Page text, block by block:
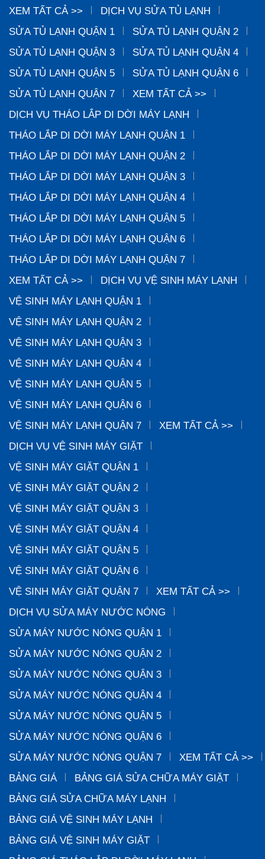
XEM TẤT CẢ >>
DỊCH VỤ SỬA TỦ LẠNH
SỬA TỦ LẠNH QUẬN 1
SỬA TỦ LẠNH QUẬN 2
SỬA TỦ LẠNH QUẬN 3
SỬA TỦ LẠNH QUẬN 4
SỬA TỦ LẠNH QUẬN 5
SỬA TỦ LẠNH QUẬN 6
SỬA TỦ LẠNH QUẬN 7
XEM TẤT CẢ >>
DỊCH VỤ THÁO LẮP DI DỜI MÁY LẠNH
THÁO LẮP DI DỜI MÁY LẠNH QUẬN 1
THÁO LẮP DI DỜI MÁY LẠNH QUẬN 2
THÁO LẮP DI DỜI MÁY LẠNH QUẬN 3
THÁO LẮP DI DỜI MÁY LẠNH QUẬN 4
THÁO LẮP DI DỜI MÁY LẠNH QUẬN 5
THÁO LẮP DI DỜI MÁY LẠNH QUẬN 6
THÁO LẮP DI DỜI MÁY LẠNH QUẬN 7
XEM TẤT CẢ >>
DỊCH VỤ VỆ SINH MÁY LẠNH
VỆ SINH MÁY LẠNH QUẬN 1
VỆ SINH MÁY LẠNH QUẬN 2
VỆ SINH MÁY LẠNH QUẬN 3
VỆ SINH MÁY LẠNH QUẬN 4
VỆ SINH MÁY LẠNH QUẬN 5
VỆ SINH MÁY LẠNH QUẬN 6
VỆ SINH MÁY LẠNH QUẬN 7
XEM TẤT CẢ >>
DỊCH VỤ VỆ SINH MÁY GIẶT
VỆ SINH MÁY GIẶT QUẬN 1
VỆ SINH MÁY GIẶT QUẬN 2
VỆ SINH MÁY GIẶT QUẬN 3
VỆ SINH MÁY GIẶT QUẬN 4
VỆ SINH MÁY GIẶT QUẬN 5
VỆ SINH MÁY GIẶT QUẬN 6
VỆ SINH MÁY GIẶT QUẬN 7
XEM TẤT CẢ >>
DỊCH VỤ SỬA MÁY NƯỚC NÓNG
SỬA MÁY NƯỚC NÓNG QUẬN 1
SỬA MÁY NƯỚC NÓNG QUẬN 2
SỬA MÁY NƯỚC NÓNG QUẬN 3
SỬA MÁY NƯỚC NÓNG QUẬN 4
SỬA MÁY NƯỚC NÓNG QUẬN 5
SỬA MÁY NƯỚC NÓNG QUẬN 6
SỬA MÁY NƯỚC NÓNG QUẬN 7
XEM TẤT CẢ >>
BẢNG GIÁ
BẢNG GIÁ SỬA CHỮA MÁY GIẶT
BẢNG GIÁ SỬA CHỮA MÁY LẠNH
BẢNG GIÁ VỆ SINH MÁY LẠNH
BẢNG GIÁ VỆ SINH MÁY GIẶT